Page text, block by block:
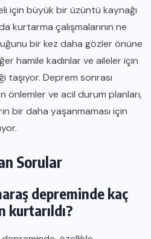
için büyük bir üzüntü kaynağı
kurtarma çalışmalarının ne
bir kez daha gözler önüne
hamile kadınlar ve aileler için
taşıyor. Deprem sonrası
önlemler ve acil durum planları,
bir daha yaşanmaması için
Sorular
depreminde kaç
kurtarıldı?